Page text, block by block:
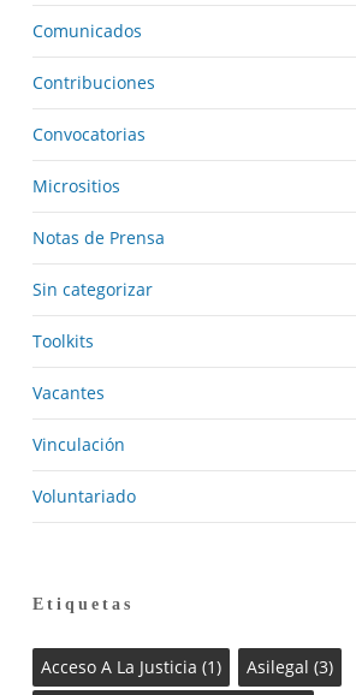
Comunicados
Contribuciones
Convocatorias
Micrositios
Notas de Prensa
Sin categorizar
Toolkits
Vacantes
Vinculación
Voluntariado
Etiquetas
Acceso A La Justicia (1) Asilegal (3)